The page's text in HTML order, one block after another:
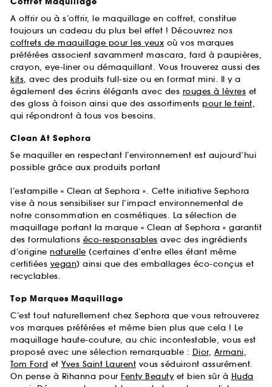
A offrir ou à s’offrir, le maquillage en coffret, constitue
toujours un cadeau du plus bel effet ! Découvrez nos
coffrets de maquillage pour les yeux où vos marques
préférées associent savamment mascara, fard à paupières,
crayon, eye-liner ou démaquillant. Vous trouverez aussi des
kits, avec des produits full-size ou en format mini. Il y a
également des écrins élégants avec des rouges à lèvres et
des gloss à foison ainsi que des assortiments pour le teint,
qui répondront à tous vos besoins.
Clean At Sephora
Se maquiller en respectant l’environnement est aujourd’hui
possible grâce aux produits portant
l’estampille « Clean at Sephora ». Cette initiative Sephora
vise à nous sensibiliser sur l’impact environnemental de
notre consommation en cosmétiques. La sélection de
maquillage portant la marque « Clean at Sephora » garantit
des formulations éco-responsables avec des ingrédients
d’origine naturelle (certaines d’entre elles étant même
certifiées vegan) ainsi que des emballages éco-conçus et
recyclables.
Top Marques Maquillage
C’est tout naturellement chez Sephora que vous retrouverez
vos marques préférées et même bien plus que cela ! Le
maquillage haute-couture, au chic incontestable, vous est
proposé avec une sélection remarquable : Dior, Armani,
Tom Ford et Yves Saint Laurent vous séduiront assurément.
On pense à Rihanna pour Fenty Beautyet bien sûr à Huda